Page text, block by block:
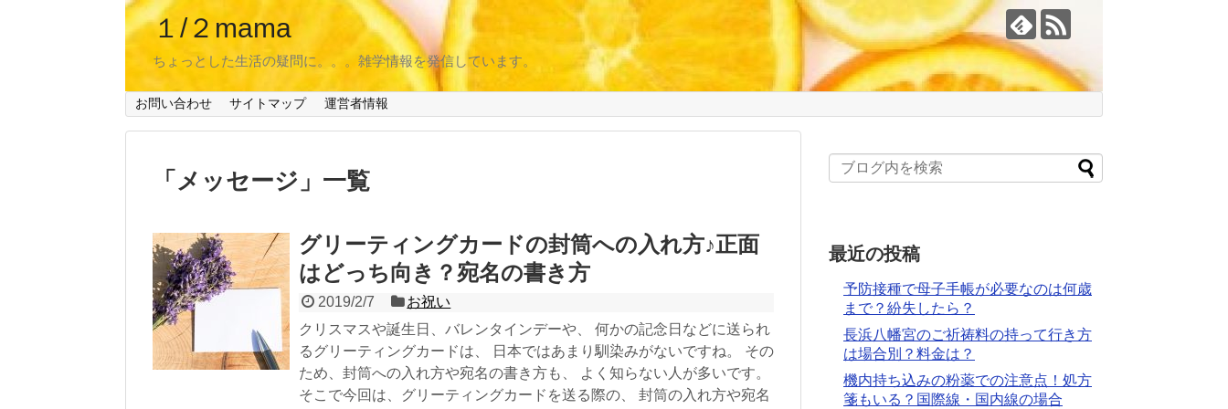
１/２mama
ちょっとした生活の疑問に。。。雑学情報を発信しています。
お問い合わせ サイトマップ 運営者情報
「 メッセージ 」 一覧
グリーティングカードの封筒への入れ方♪正面
はどっち向き？宛名の書き方
2019/2/7
お祝い
クリスマスや誕生日、バレンタインデーや、 何かの記念日などに送られ
るグリーティングカードは、 日本ではあまり馴染みがないですね。 その
ため、封筒への入れ方や宛名の書き方も、 よく知らない人が多いです。
そこで今回は、グリーティングカードを送る際の、 封筒の入れ方や宛名
最近の投稿
予防接種で母子手帳が必要なのは何歳
まで？紛失したら？
長浜八幡宮のご祈祷料の持って行き方
は場合別？料金は？
機内持ち込みの粉薬での注意点！処方
箋もいる？国際線・国内線の場合